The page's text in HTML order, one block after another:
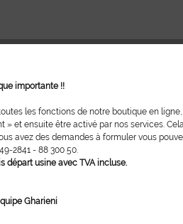
importante !!
les fonctions de notre boutique en
» et ensuite être activé par nos services.
avez des demandes à formuler vous
2841 - 88 300 50.
départ usine avec TVA incluse.
Gharieni